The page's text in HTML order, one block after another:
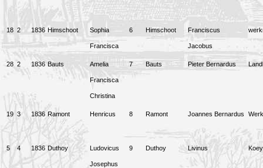
18 2 1836 Himschoot Sophia
Francisca
6 Himschoot Franciscus
Jacobus
28 2 1836 Bauts Amelia
Francisca
Christina
7 Bauts Pieter Bernardus
19 3 1836 Ramont Henricus 8 Ramont Joannes Bernardus
5 4 1836 Duthoy Ludovicus
Josephus
9 Duthoy Livinus